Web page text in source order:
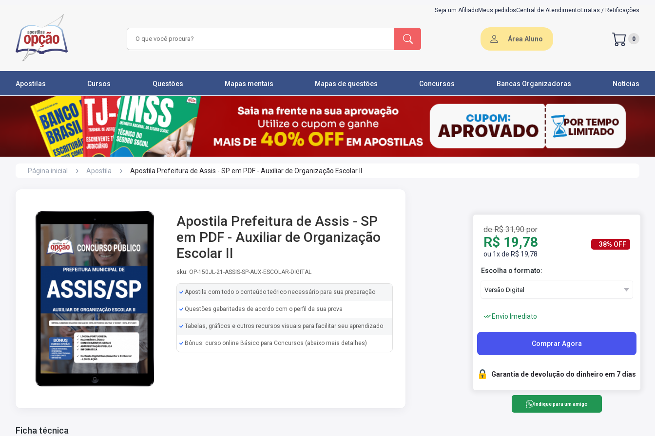
Seja um AfiliadoMeus pedidosCentral de AtendimentoErratas / Retificações
Área Aluno 0
Apostilas Cursos Questões Mapas mentais Mapas de questões Concursos Bancas Organizadoras Notícias
Página inicial Apostila Apostila Prefeitura de Assis - SP em PDF - Auxiliar de Organização Escolar II
Apostila Prefeitura de Assis - SP
em PDF - Auxiliar de Organização
Escolar II
sku: OP-150JL-21-ASSIS-SP-AUX-ESCOLAR-DIGITAL
Apostila com todo o conteúdo teórico necessário para sua preparação
Questões gabaritadas de acordo com o perfil da sua prova
Tabelas, gráficos e outros recursos visuais para facilitar seu aprendizado
Bônus: curso online Básico para Concursos (abaixo mais detalhes)
Ficha técnica
de R$ 31,90 por
R$ 19,78
ou 1x de R$ 19,78
38% OFF
Escolha o formato:
Envio Imediato
Comprar Agora
Garantia de devolução do dinheiro em 7 dias
Indique para um amigo